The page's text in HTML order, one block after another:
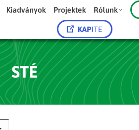
Kiadványok Projektek Rólunk
KAPITE
STÉ